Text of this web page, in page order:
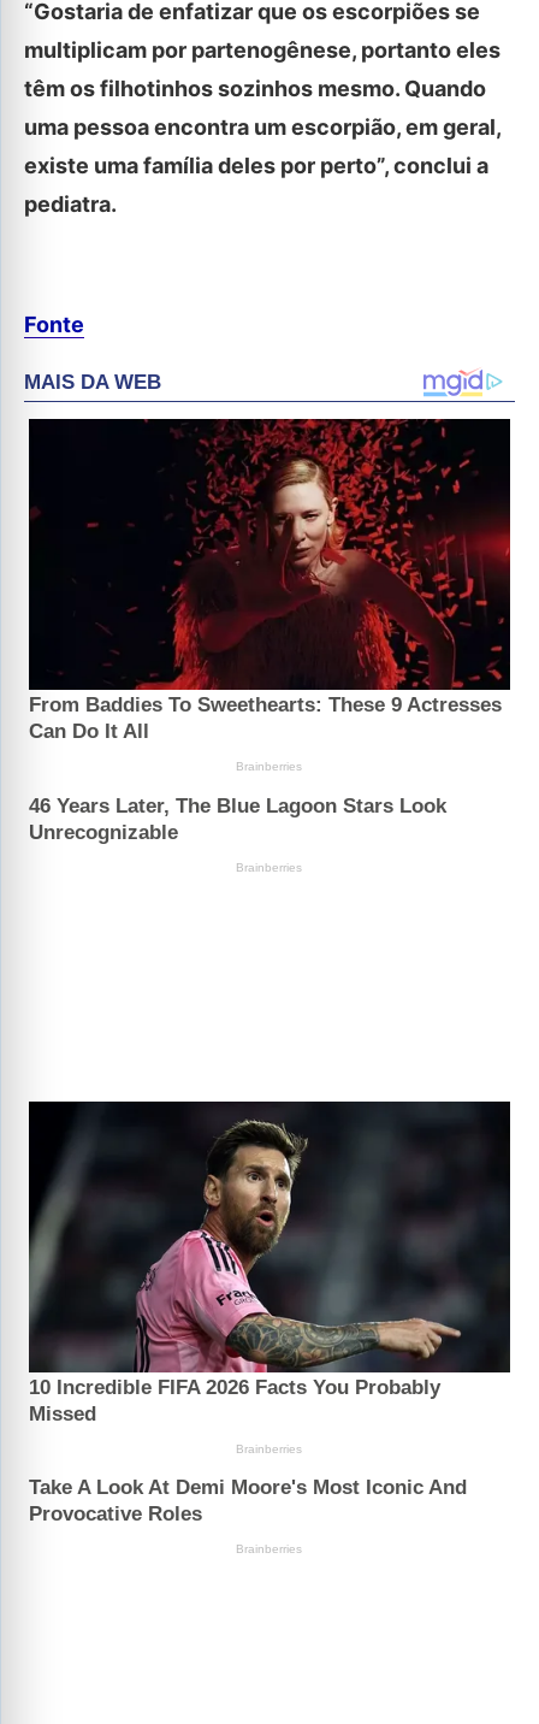
“Gostaria de enfatizar que os escorpiões se
multiplicam por partenogênese, portanto eles
têm os filhotinhos sozinhos mesmo. Quando
uma pessoa encontra um escorpião, em geral,
existe uma família deles por perto”, conclui a
pediatra.
Fonte